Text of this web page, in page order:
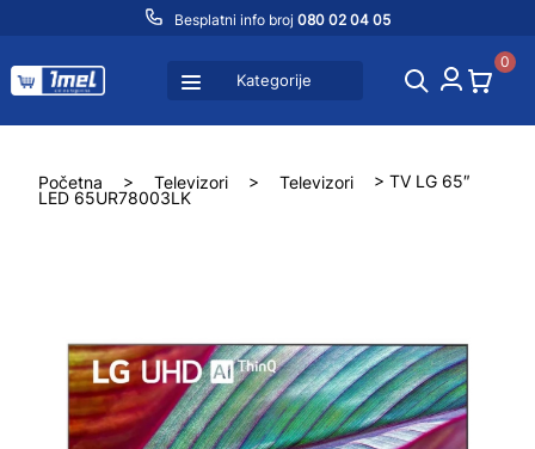
Besplatni info broj 080 02 04 05
Kategorije
0
Početna > Televizori > Televizori
> TV LG 65″
LED 65UR78003LK